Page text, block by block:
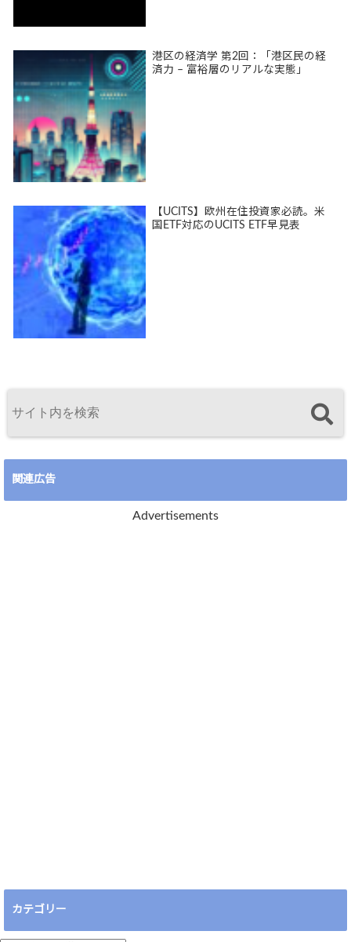
港区の経済学 第2回：「港区民の経
済力 – 富裕層のリアルな実態」
【UCITS】欧州在住投資家必読。米
国ETF対応のUCITS ETF早見表
関連広告
Advertisements
カテゴリー